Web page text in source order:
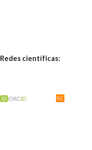
Redes científicas: